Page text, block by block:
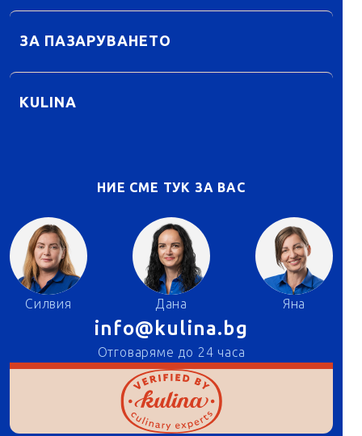
ЗА ПАЗАРУВАНЕТО
KULINA
НИЕ СМЕ ТУК ЗА ВАС
Силвия Дана Яна
info@kulina.bg
Отговаряме до 24 часа